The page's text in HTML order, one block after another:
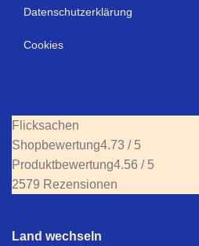
Datenschutzerklärung
Cookies
Flicksachen
Shopbewertung4.73 / 5
Produktbewertung4.56 / 5
2579 Rezensionen
Land wechseln